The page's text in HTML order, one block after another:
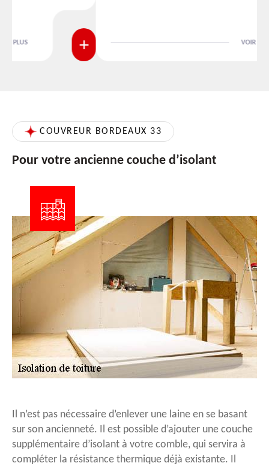
VOIR PLUS
COUVREUR BORDEAUX 33
Pour votre ancienne couche d’isolant
Il n’est pas nécessaire d’enlever une laine en se basant
sur son ancienneté. Il est possible d’ajouter une couche
supplémentaire d’isolant à votre comble, qui servira à
compléter la résistance thermique déjà existante. Il